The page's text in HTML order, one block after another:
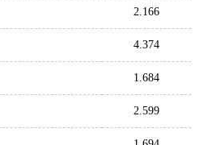
2.166
4.374
1.684
2.599